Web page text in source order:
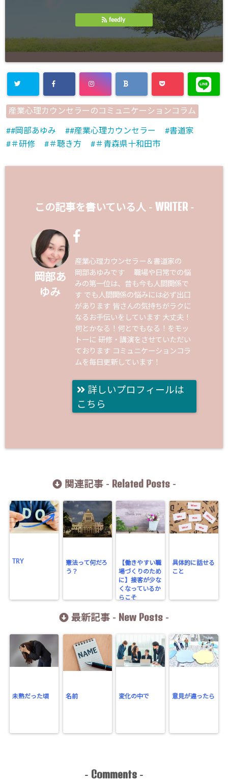
feedly
産業心理カウンセラーのコミュニケーションコラム
#岡部あゆみ #産業心理カウンセラー
書道家
＃研修
＃聴き方 ＃青森県十和田市
この記事を書いている人 - WRITER-
岡部あ
ゆみ
産業心理カウンセラー＆書道家の
岡部あゆみです 職場や日常での悩
みの第一位は、昔も今も人間関係で
す でも人間関係の悩みには必ず出口
があります 皆さんの気持ちがラクに
なるお手伝いをしています 大丈夫！
何とかなる！何とでもなる！をモッ
トーに 研修・講演をさせていただい
ております コミュニケーションコラ
ムを毎日更新しています！
詳しいプロフィールは
こちら
関連記事 - Related Posts-
TRY
憲法って何だろ
う？
【働きやすい職
場づくりのため
に】接客が少な
くなっているか
らこそ
具体的に話せる
こと
最新記事 - New Posts -
未熟だった頃 名前 変化の中で 意見が違ったら
- Comments -